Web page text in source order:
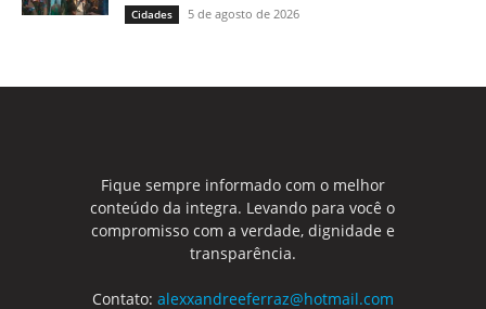
Cidades 5 de agosto de 2026
Fique sempre informado com o melhor
conteúdo da integra. Levando para você o
compromisso com a verdade, dignidade e
transparência.
Contato: alexxandreeferraz@hotmail.com